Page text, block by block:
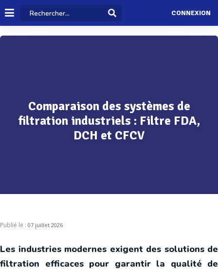
CONNEXION
Comparaison des systèmes de
filtration industriels : Filtre FDA,
DCH et CFCV
Publié le : 07 juillet 2026
Les industries modernes exigent des solutions de
filtration efficaces pour garantir la qualité de